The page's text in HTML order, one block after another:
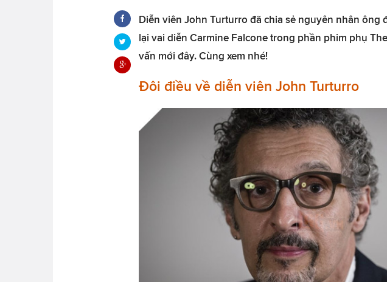
Diễn viên John Turturro đã chia sẻ nguyên nhân ông
lại vai diễn Carmine Falcone trong phần phim phụ
vấn mới đây. Cùng xem nhé!
Đôi điều về diễn viên John Turturro